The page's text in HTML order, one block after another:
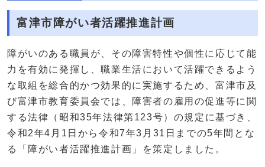
富津市障がい者活躍推進計画
障がいのある職員が、その障害特性や個性に応じて能
力を有効に発揮し、職業生活において活躍できるよう
な取組を総合的かつ効果的に実施するため、富津市及
び富津市教育委員会では、障害者の雇用の促進等に関
する法律（昭和35年法律第123号）の規定に基づき、
令和2年4月1日から令和7年3月31日までの5年間とな
る「障がい者活躍推進計画」を策定しました。